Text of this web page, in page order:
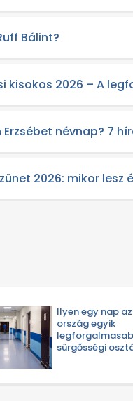
Bálint?
kisokos 2026 – A
Erzsébet névnap? 7
2026: mikor lesz
Ilyen egy nap az
ország egyik
sürgősségi